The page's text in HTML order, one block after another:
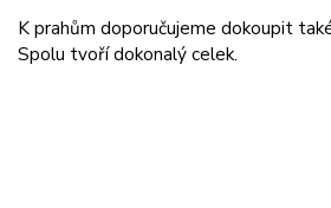
K prahům doporučujeme dokoupit
Spolu tvoří dokonalý celek.